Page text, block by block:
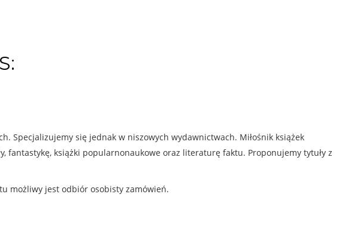
Specjalizujemy się jednak w niszowych wydawnictwach. Miłośnik książek
fantastykę, książki popularnonaukowe oraz literaturę faktu. Proponujemy tytuły z
możliwy jest odbiór osobisty zamówień.